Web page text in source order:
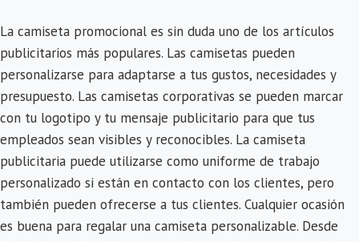
La camiseta promocional es sin duda uno de los artículos
publicitarios más populares. Las camisetas pueden
personalizarse para adaptarse a tus gustos, necesidades y
presupuesto. Las camisetas corporativas se pueden marcar
con tu logotipo y tu mensaje publicitario para que tus
empleados sean visibles y reconocibles. La camiseta
publicitaria puede utilizarse como uniforme de trabajo
personalizado si están en contacto con los clientes, pero
también pueden ofrecerse a tus clientes. Cualquier ocasión
es buena para regalar una camiseta personalizable. Desde